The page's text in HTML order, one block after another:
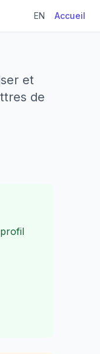
EN Accueil
et
de